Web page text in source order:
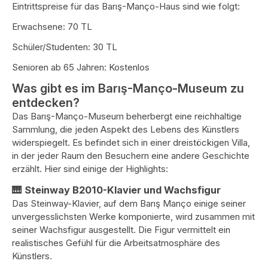
Eintrittspreise für das Barış-Manço-Haus sind wie folgt:
Erwachsene: 70 TL
Schüler/Studenten: 30 TL
Senioren ab 65 Jahren: Kostenlos
Was gibt es im Barış-Manço-Museum zu
entdecken?
Das Barış-Manço-Museum beherbergt eine reichhaltige
Sammlung, die jeden Aspekt des Lebens des Künstlers
widerspiegelt. Es befindet sich in einer dreistöckigen Villa,
in der jeder Raum den Besuchern eine andere Geschichte
erzählt. Hier sind einige der Highlights:
🎹 Steinway B2010-Klavier und Wachsfigur
Das Steinway-Klavier, auf dem Barış Manço einige seiner
unvergesslichsten Werke komponierte, wird zusammen mit
seiner Wachsfigur ausgestellt. Die Figur vermittelt ein
realistisches Gefühl für die Arbeitsatmosphäre des
Künstlers.